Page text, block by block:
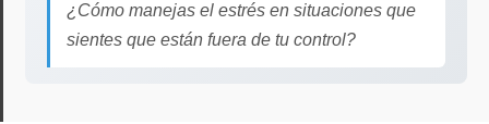
¿Cómo manejas el estrés en situaciones que
sientes que están fuera de tu control?